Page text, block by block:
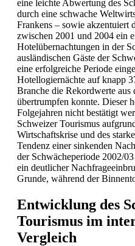
eine leichte Abwertung des
durch eine schwache
Frankens – sowie akzentuiert
zwischen 2001 und 2004 ein
Hotelübernachtungen in der
ausländischen Gäste der
eine erfolgreiche Periode
Hotellogiernächte auf knapp
Branche die Rekordwerte aus
übertrumpfen konnte. Dieser
Folgejahren nicht bestätigt
Schweizer Tourismus
Wirtschaftskrise und des
Tendenz einer sinkenden
der Schwächeperiode 2002/
ein deutlicher
Grunde, während der
Entwicklung des
Tourismus im
Vergleich